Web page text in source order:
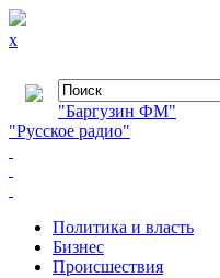
x
"Баргузин ФМ"
"Русское радио"
Политика и власть
Бизнес
Происшествия